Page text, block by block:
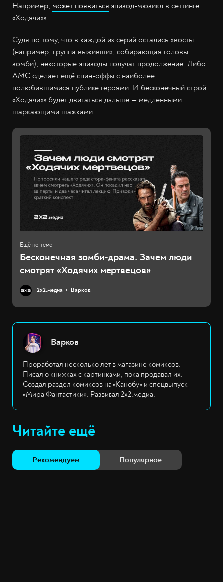
Например, может появиться эпизод-мюзикл в сеттинге
«Ходячих».
Судя по тому, что в каждой из серий остались хвосты
(например, группа выживших, собирающая головы
зомби), некоторые эпизоды получат продолжение. Либо
AMC сделает ещё спин-оффы с наиболее
полюбившимися публике героями. И бесконечный строй
«Ходячих» будет двигаться дальше — медленными
шаркающими шажками.
Бесконечная зомби-драма. Зачем люди
смотрят «Ходячих мертвецов»
2х2.медиа Варков
Варков
Проработал несколько лет в магазине комиксов.
Писал о книжках с картинками, пока продавал их.
Создал раздел комиксов на «Канобу» и спецвыпуск
«Мира Фантастики». Развивал 2х2.медиа.
Читайте ещё
Рекомендуем Популярное